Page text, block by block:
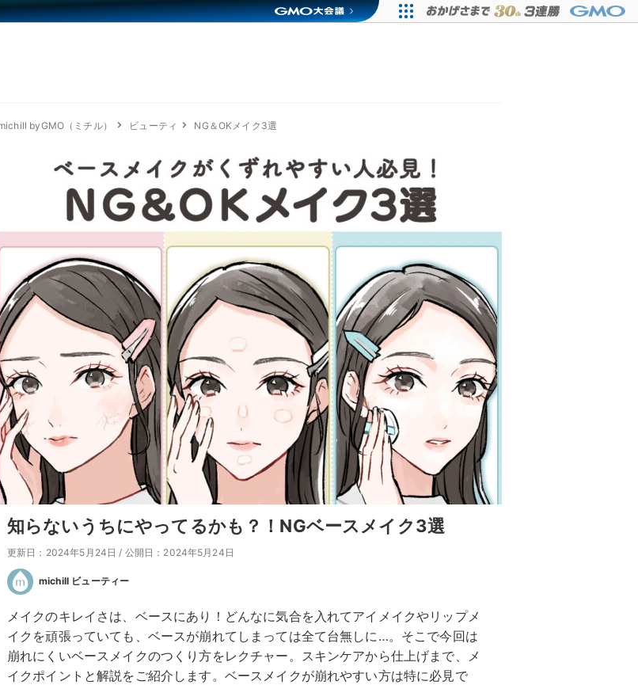
byGMO（ミチル） ビューティ NG＆OKメイク3選
知らないうちにやってるかも？！NGベースメイク3選
更新日：2024年5月24日 / 公開日：2024年5月24日
michill ビューティー
メイクのキレイさは、ベースにあり！どんなに気合を入れてアイメイクやリップメ
イクを頑張っていても、ベースが崩れてしまっては全て台無しに…。そこで今回は
崩れにくいベースメイクのつくり方をレクチャー。スキンケアから仕上げまで、メ
イクポイントと解説をご紹介します。ベースメイクが崩れやすい方は特に必見で